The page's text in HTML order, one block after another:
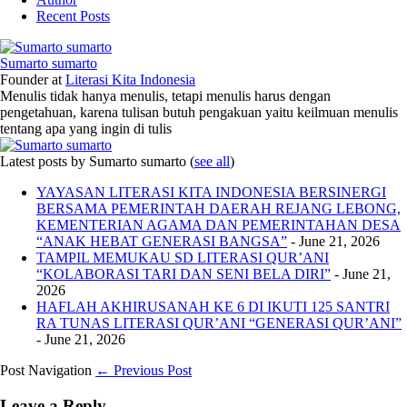
Recent Posts
Sumarto sumarto
Founderat Literasi Kita Indonesia
Menulis tidak hanya menulis, tetapi menulis harus dengan
pengetahuan, karena tulisan butuh pengakuan yaitu keilmuan menulis
tentang apa yang ingin di tulis
Latest posts by Sumarto sumarto (see all)
YAYASAN LITERASI KITA INDONESIA BERSINERGI
BERSAMA PEMERINTAH DAERAH REJANG LEBONG,
KEMENTERIAN AGAMA DAN PEMERINTAHAN DESA
“ANAK HEBAT GENERASI BANGSA” - June 21, 2026
TAMPIL MEMUKAU SD LITERASI QUR’ANI
“KOLABORASI TARI DAN SENI BELA DIRI” - June 21,
2026
HAFLAH AKHIRUSANAH KE 6 DI IKUTI 125 SANTRI
RA TUNAS LITERASI QUR’ANI “GENERASI QUR’ANI”
- June 21, 2026
Post Navigation ← Previous Post